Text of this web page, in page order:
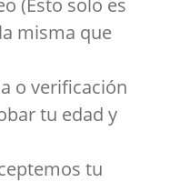
(Esto solo es
misma que
o verificación
tu edad y
tu